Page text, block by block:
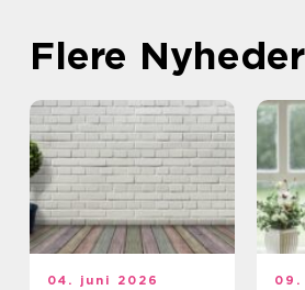
Flere Nyheder
04. juni 2026